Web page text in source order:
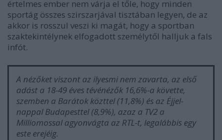
értelmes ember nem várja el tőle, hogy minden
sportág összes szirszarjával tisztában legyen, de az
akkor is rosszul veszi ki magát, hogy a sportban
szaktekintélynek elfogadott személytől halljuk a fals
infót.
A nézőket viszont az ilyesmi nem zavarta, az első
adást a 18-49 éves tévénézők 16,6%-a követte,
szemben a Barátok közttel (11,8%) és az Éjjel-
nappal Budapesttel (8,9%), azaz a TV2 a
Milliomossal agyonvágta az RTL-t, legalábbis egy
este erejéig.